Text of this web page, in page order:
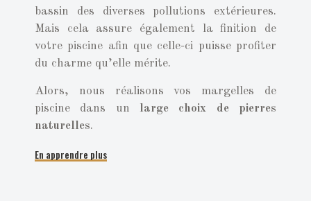
bassin des diverses pollutions extérieures.
Mais cela assure également la finition de
votre piscine afin que celle-ci puisse profiter
du charme qu’elle mérite.
Alors, nous réalisons vos margelles de
piscine dans un large choix de pierres
naturelles.
En apprendre plus